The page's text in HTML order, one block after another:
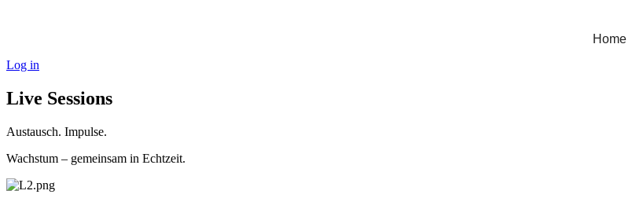
Home
Log in
Live Sessions
Austausch. Impulse.
Wachstum – gemeinsam in Echtzeit.